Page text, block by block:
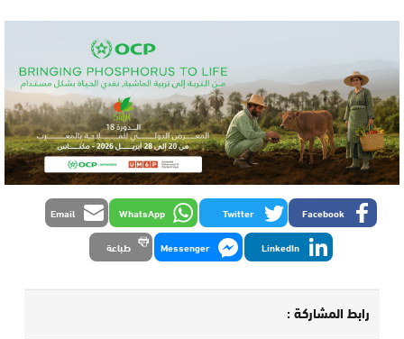
Facebook
Twitter
WhatsApp
Email
LinkedIn
Messenger طباعة
رابط المشاركة :